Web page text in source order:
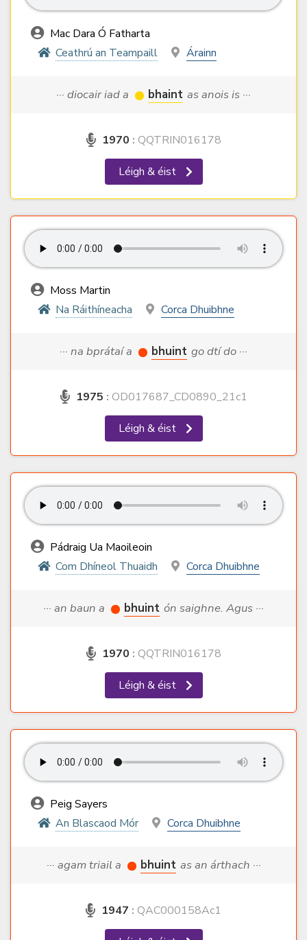
Mac Dara Ó Fatharta
Ceathrú an Teampaill
Árainn
··· diocair iad a bhaint as anois is ···
1970 : QQTRIN016178
Léigh & éist
Moss Martin
Na Ráithíneacha
Corca Dhuibhne
··· na bprátaí a bhuint go dtí do ···
1975 : OD017687_CD0890_21c1
Léigh & éist
Pádraig Ua Maoileoin
Com Dhíneol Thuaidh
Corca Dhuibhne
··· an baun a bhuint ón saighne. Agus ···
1970 : QQTRIN016178
Léigh & éist
Peig Sayers
An Blascaod Mór
Corca Dhuibhne
··· agam triail a bhuint as an árthach ···
1947 : QAC000158Ac1